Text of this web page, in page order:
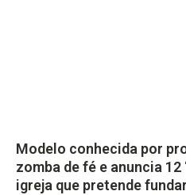
Modelo conhecida por
zomba de fé e anuncia
igreja que pretende fundar